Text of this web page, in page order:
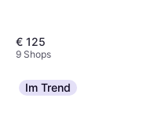
€ 125
9 Shops
Im Trend